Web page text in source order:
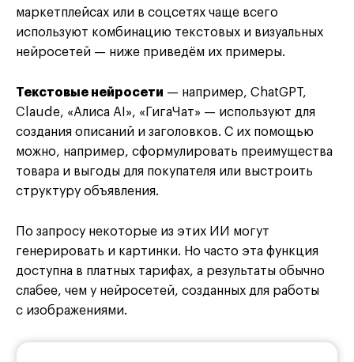
маркетплейсах или в соцсетях чаще всего
используют комбинацию текстовых и визуальных
нейросетей — ниже приведём их примеры.
Текстовые нейросети — например, ChatGPT,
Claude, «Алиса AI», «ГигаЧат» — используют для
создания описаний и заголовков. С их помощью
можно, например, сформулировать преимущества
товара и выгоды для покупателя или выстроить
структуру объявления.
По запросу некоторые из этих ИИ могут
генерировать и картинки. Но часто эта функция
доступна в платных тарифах, а результаты обычно
слабее, чем у нейросетей, созданных для работы
с изображениями.